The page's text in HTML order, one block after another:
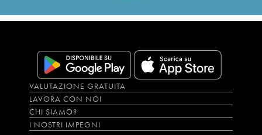
VALUTAZIONE GRATUITA
LAVORA CON NOI
CHI SIAMO?
I NOSTRI IMPEGNI